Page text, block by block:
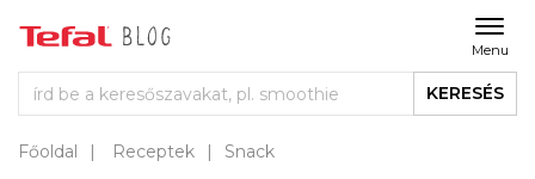
Menu
KERESÉS
Főoldal Receptek Snack